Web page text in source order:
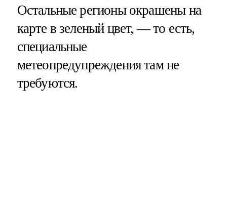
Остальные регионы окрашены на
карте в зеленый цвет, — то есть,
специальные
метеопредупреждения там не
требуются.